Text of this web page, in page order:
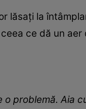
lăsați la
ce dă un
problemă. Aia